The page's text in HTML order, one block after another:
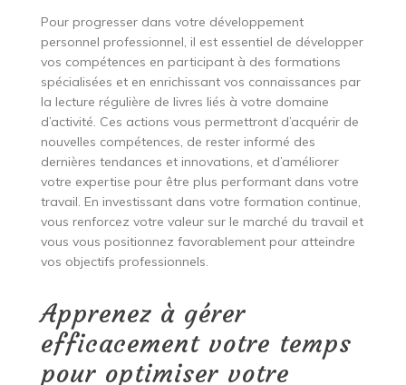
Pour progresser dans votre développement
personnel professionnel, il est essentiel de développer
vos compétences en participant à des formations
spécialisées et en enrichissant vos connaissances par
la lecture régulière de livres liés à votre domaine
d’activité. Ces actions vous permettront d’acquérir de
nouvelles compétences, de rester informé des
dernières tendances et innovations, et d’améliorer
votre expertise pour être plus performant dans votre
travail. En investissant dans votre formation continue,
vous renforcez votre valeur sur le marché du travail et
vous vous positionnez favorablement pour atteindre
vos objectifs professionnels.
Apprenez à gérer
efficacement votre temps
pour optimiser votre